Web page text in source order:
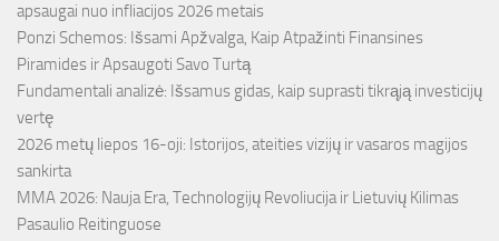
apsaugai nuo infliacijos 2026 metais
Ponzi Schemos: Išsami Apžvalga, Kaip Atpažinti Finansines
Piramides ir Apsaugoti Savo Turtą
Fundamentali analizė: Išsamus gidas, kaip suprasti tikrąją investicijų
vertę
2026 metų liepos 16-oji: Istorijos, ateities vizijų ir vasaros magijos
sankirta
MMA 2026: Nauja Era, Technologijų Revoliucija ir Lietuvių Kilimas
Pasaulio Reitinguose